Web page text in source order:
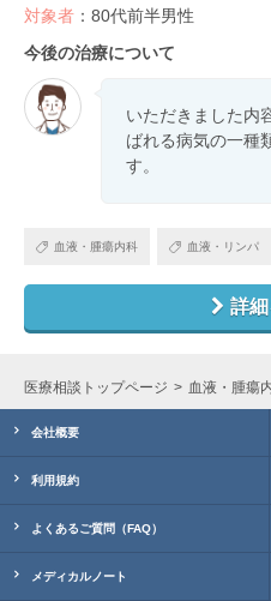
対象者 ：80代前半男性
今後の治療について
いただきました内
ばれる病気の一種
す。
血液・腫瘍内科 血液・リンパ
詳
医療相談トップページ 血液・腫瘍
会社概要
利用規約
よくあるご質問（FAQ）
メディカルノート